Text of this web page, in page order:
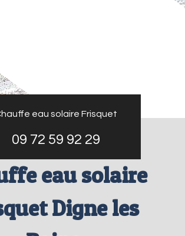
eau solaire Frisquet
09 72 59 92 29
eau solaire
Digne les